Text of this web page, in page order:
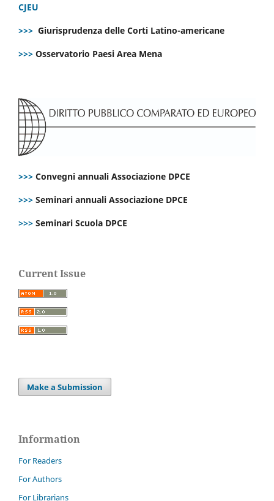
CJEU
>>> Giurisprudenza delle Corti Latino-americane
>>> Osservatorio Paesi Area Mena
>>> Convegni annuali Associazione DPCE
>>> Seminari annuali Associazione DPCE
>>> Seminari Scuola DPCE
Current Issue
Make a Submission
Information
For Readers
For Authors
For Librarians